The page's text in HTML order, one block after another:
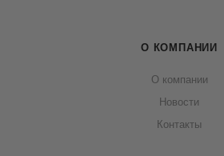
О КОМПАНИИ
О компании
Новости
Контакты